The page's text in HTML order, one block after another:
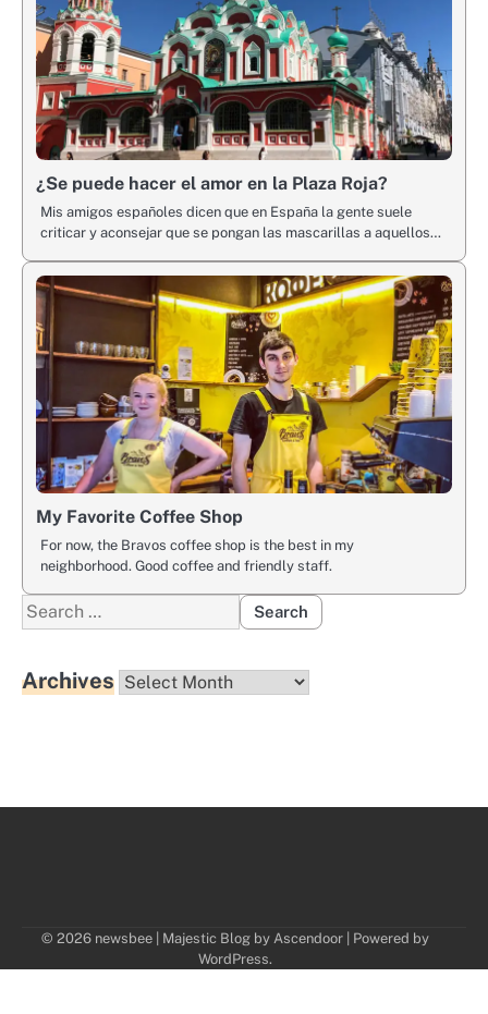
¿Se puede hacer el amor en la Plaza Roja?
Mis amigos españoles dicen que en España la gente suele
criticar y aconsejar que se pongan las mascarillas a aquellos…
My Favorite Coffee Shop
For now, the Bravos coffee shop is the best in my
neighborhood. Good coffee and friendly staff.
Search
for:
Archives Archives
© 2026 newsbee | Majestic Blog by Ascendoor | Powered by
WordPress.